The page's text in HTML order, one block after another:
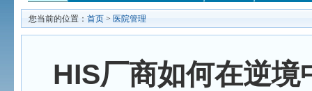
您当前的位置： 首页 > 医院管理
HIS厂商如何在逆境